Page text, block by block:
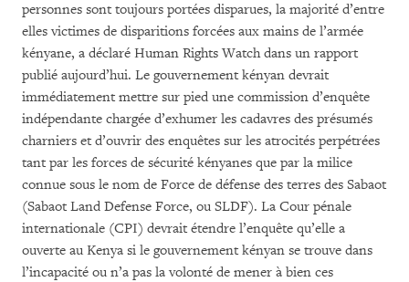
personnes sont toujours portées disparues, la majorité d’entre
elles victimes de disparitions forcées aux mains de l’armée
kényane, a déclaré Human Rights Watch dans un rapport
publié aujourd’hui. Le gouvernement kényan devrait
immédiatement mettre sur pied une commission d’enquête
indépendante chargée d’exhumer les cadavres des présumés
charniers et d’ouvrir des enquêtes sur les atrocités perpétrées
tant par les forces de sécurité kényanes que par la milice
connue sous le nom de Force de défense des terres des Sabaot
(Sabaot Land Defense Force, ou SLDF). La Cour pénale
internationale (CPI) devrait étendre l’enquête qu’elle a
ouverte au Kenya si le gouvernement kényan se trouve dans
l’incapacité ou n’a pas la volonté de mener à bien ces